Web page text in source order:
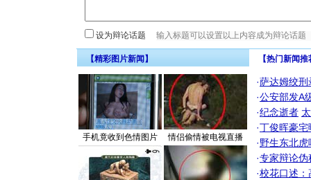
设为辩论话题
【精彩图片新闻】
手机竟收到色情图片 情侣偷情被电视直播
【热门新闻
·萨达姆绞刑
·公安部发A
·纪念逝者
·丁俊晖豪
·野生东北
·专家辩论伪
·校花口述：